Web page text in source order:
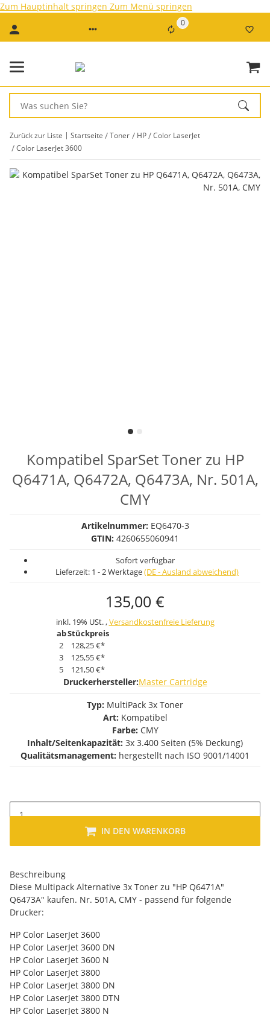
Zum Hauptinhalt springen Zum Menü springen
0
Zurück zur Liste Startseite Toner HP
Color LaserJet
Color LaserJet 3600
Kompatibel SparSet Toner zu HP
Q6471A, Q6472A, Q6473A, Nr. 501A,
CMY
Artikelnummer: EQ6470-3
GTIN: 4260655060941
Sofort verfügbar
Lieferzeit: 1 - 2 Werktage(DE - Ausland abweichend)
135,00 €
inkl. 19% USt. ,Versandkostenfreie Lieferung
abStückpreis
2
128,25 €*
3
125,55 €*
5
121,50 €*
Druckerhersteller:Master Cartridge
Typ: MultiPack 3x Toner
Art: Kompatibel
Farbe: CMY
Inhalt/Seitenkapazität: 3x 3.400 Seiten (5% Deckung)
Qualitätsmanagement: hergestellt nach ISO 9001/14001
IN DEN WARENKORB
Beschreibung
Diese Multipack Alternative 3x Toner zu "HP Q6471A"
Q6473A" kaufen. Nr. 501A, CMY - passend für folgende
Drucker:
HP Color LaserJet 3600
HP Color LaserJet 3600 DN
HP Color LaserJet 3600 N
HP Color LaserJet 3800
HP Color LaserJet 3800 DN
HP Color LaserJet 3800 DTN
HP Color LaserJet 3800 N